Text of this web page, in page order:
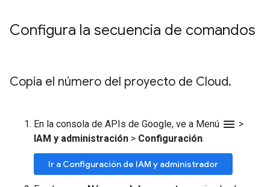
Configura la secuencia de comandos
Copia el número del proyecto de Cloud.
En la consola de APIs de Google, ve a Menú menu >
IAM y administración > Configuración.
Ir a Configuración de IAM y administrador